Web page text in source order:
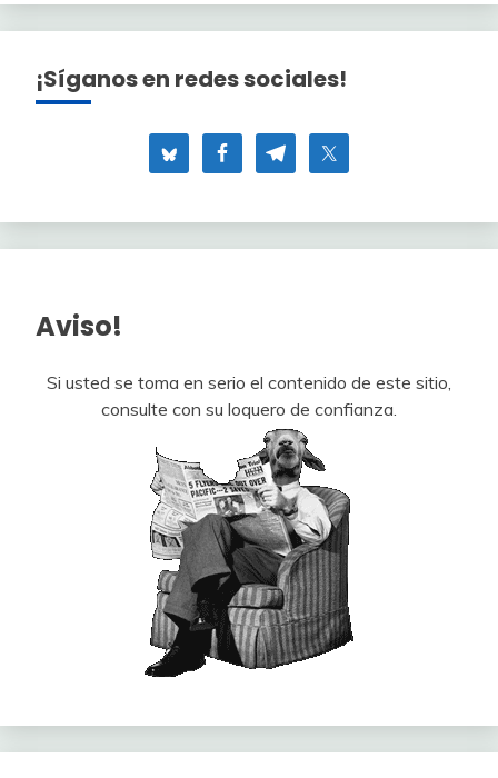
¡Síganos en redes sociales!
Aviso!
Si usted se toma en serio el contenido de este sitio,
consulte con su loquero de confianza.